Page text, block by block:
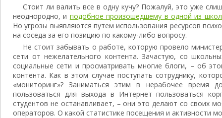
Стоит ли валить все в одну кучу? Пожалуй, это уже
неоднородно, и подобное произошедшему в одной из
Но угрозы выявляются путем использования ресурсов
на соседа за его позицию по какому-либо вопросу.
Не стоит забывать о работе, которую провело
сети от нежелательного контента. Зачастую, со
социальные сети и просматривать многие блоги, – об
контента. Как в этом случае поступать сотруднику,
«мониторинг»? Заниматься этим в нерабочее время
пользоваться для выхода в Интернет пользоваться
студентов не останавливает, – они это делают со своих
операторов. О какой статистике посещения и активности